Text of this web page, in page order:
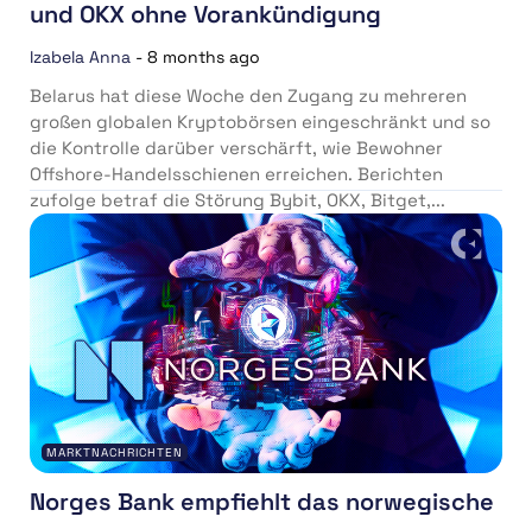
und OKX ohne Vorankündigung
Izabela Anna - 8 months ago
Belarus hat diese Woche den Zugang zu mehreren
großen globalen Kryptobörsen eingeschränkt und so
die Kontrolle darüber verschärft, wie Bewohner
Offshore-Handelsschienen erreichen. Berichten
zufolge betraf die Störung Bybit, OKX, Bitget,...
MARKTNACHRICHTEN
Norges Bank empfiehlt das norwegische